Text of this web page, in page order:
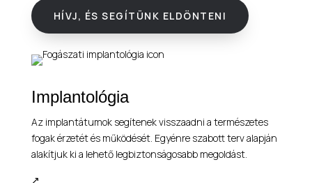
HÍVJ, ÉS SEGÍTÜNK ELDÖNTENI
Implantológia
Az implantátumok segítenek visszaadni a természetes
fogak érzetét és működését. Egyénre szabott terv alapján
alakítjuk ki a lehető legbiztonságosabb megoldást.
↗